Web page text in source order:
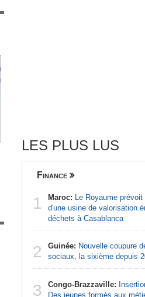
LES PLUS LUS
Finance
1 Maroc: Le Royaume
d'une usine de valorisation
déchets à Casablanca
2 Guinée: Nouvelle coupure
sociaux, la sixième depuis
3 Congo-Brazzaville:
Des jeunes formés aux